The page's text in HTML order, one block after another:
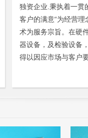
独资企业.秉执着一贯
客户的满意“为经营
术为服务宗旨。在硬
器设备，及检验设备
得以因应市场与客户